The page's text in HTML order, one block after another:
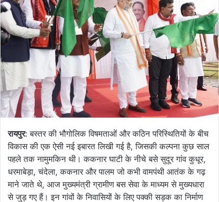
रायपुर: बस्तर की भौगोलिक विषमताओं और कठिन परिस्थितियों के बीच
विकास की एक ऐसी नई इबारत लिखी गई है, जिसकी कल्पना कुछ साल
पहले तक नामुमकिन थी। ककनार घाटी के नीचे बसे सुदूर गांव कुधूर,
धरमाबेड़ा, चंदेला, ककनार और पालम जो कभी वामपंथी आतंक के गढ़
माने जाते थे, आज मुख्यमंत्री ग्रामीण बस सेवा के माध्यम से मुख्यधारा
से जुड़ गए हैं। इन गांवों के निवासियों के लिए पक्की सड़क का निर्माण